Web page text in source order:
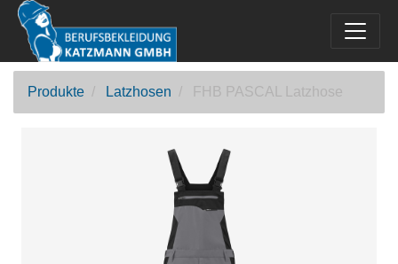
Produkte Latzhosen FHB PASCAL Latzhose